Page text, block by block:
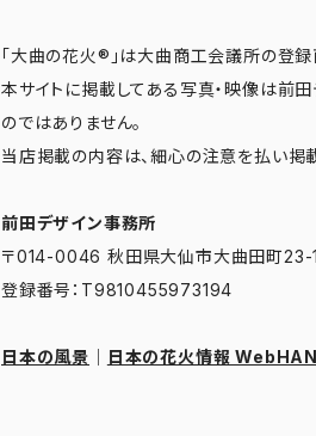
「大曲の花火®」は大曲商工会議所の登
本サイトに掲載してある写真・映像は前
のではありません。
当店掲載の内容は、細心の注意を払い掲
前田デザイン事務所
〒014-0046 秋田県大仙市大曲田町23-
登録番号：T9810455973194
日本の風景 日本の花火情報